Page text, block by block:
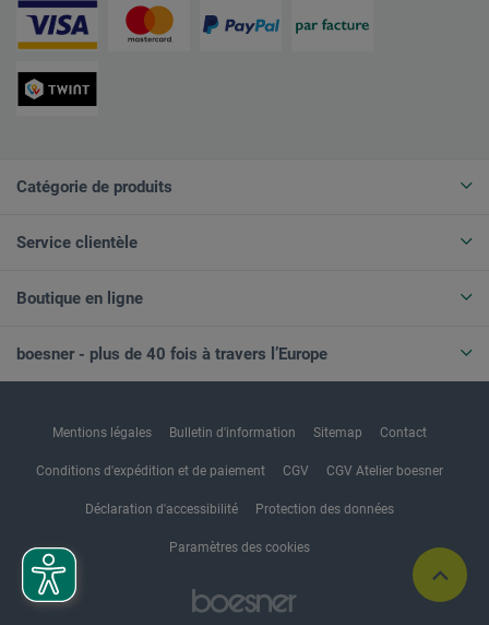
Catégorie de produits
Service clientèle
Boutique en ligne
boesner - plus de 40 fois à travers l’Europe
Mentions légales Bulletin d'information Sitemap Contact
Conditions d'expédition et de paiement CGV CGV Atelier boesner
Déclaration d'accessibilité Protection des données
Paramètres des cookies